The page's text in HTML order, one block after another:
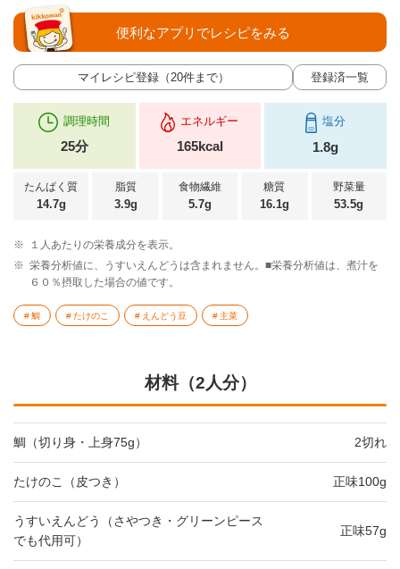
マイレシピ登録（20件まで） 登録済一覧
便利なアプリでレシピをみる
調理時間
25分
エネルギー
165kcal
塩分
1.8g
たんぱく質
14.7g
脂質
3.9g
食物繊維
5.7g
糖質
16.1g
野菜量
53.5g
※
１人あたりの栄養成分を表示。
※ 栄養分析値に、うすいえんどうは含まれません。■栄養分析値は、煮汁を
６０％摂取した場合の値です。
鯛 たけのこ えんどう豆 主菜
材料（2人分）
鯛（切り身・上身75g） 2切れ
たけのこ（皮つき） 正味100g
うすいえんどう（さやつき・グリーンピース
でも代用可）
正味57g